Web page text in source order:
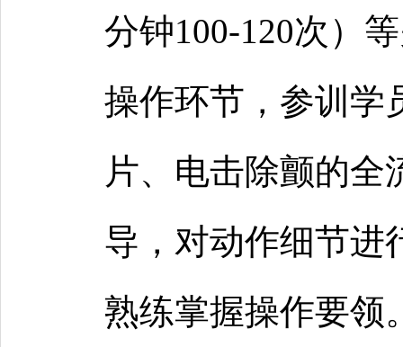
分钟100-120次）
操作环节，参训学
片、电击除颤的全
导，对动作细节进
熟练掌握操作要领